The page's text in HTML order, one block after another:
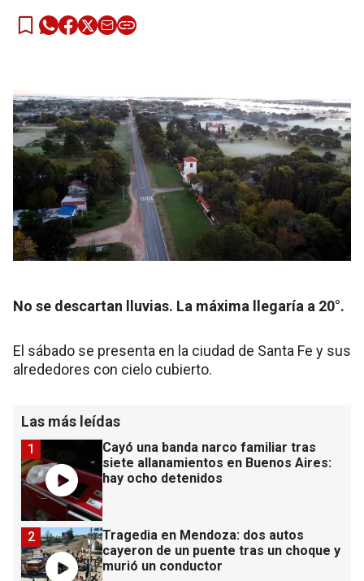
No se descartan lluvias. La máxima llegaría a 20°.
El sábado se presenta en la ciudad de Santa Fe y sus
alrededores con cielo cubierto.
Las más leídas
Cayó una banda narco familiar tras
siete allanamientos en Buenos Aires:
hay ocho detenidos
1
Tragedia en Mendoza: dos autos
cayeron de un puente tras un choque y
murió un conductor
2